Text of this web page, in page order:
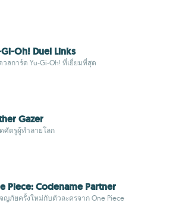
Oh! Duel Links
วลการ์ด Yu-Gi-Oh! ที่เยี่ยมที่สุด
Gazer
ศัตรูผู้ทำลายโลก
Piece: Codename Partner
ญภัยครั้งใหม่กับตัวละครจาก One Piece